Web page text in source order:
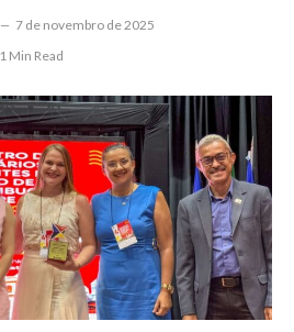
7 de novembro de 2025
1 Min Read